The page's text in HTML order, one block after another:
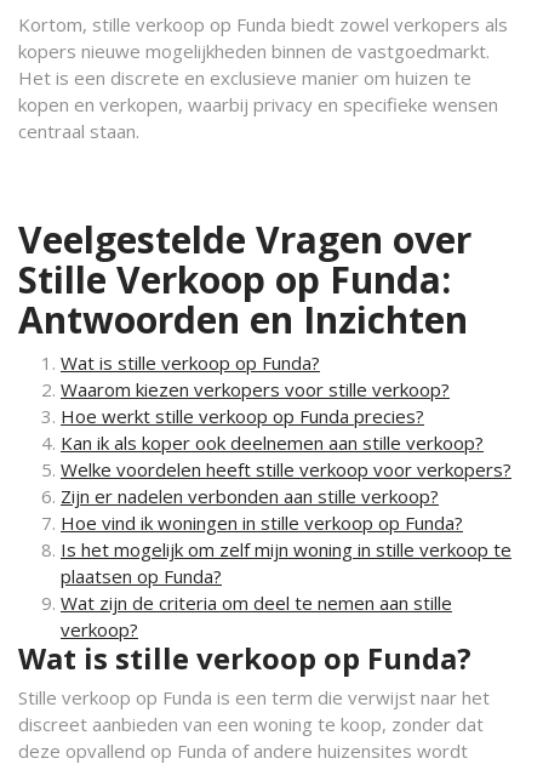
Kortom, stille verkoop op Funda biedt zowel verkopers als
kopers nieuwe mogelijkheden binnen de vastgoedmarkt.
Het is een discrete en exclusieve manier om huizen te
kopen en verkopen, waarbij privacy en specifieke wensen
centraal staan.
Veelgestelde Vragen over
Stille Verkoop op Funda:
Antwoorden en Inzichten
Wat is stille verkoop op Funda?
Waarom kiezen verkopers voor stille verkoop?
Hoe werkt stille verkoop op Funda precies?
Kan ik als koper ook deelnemen aan stille verkoop?
Welke voordelen heeft stille verkoop voor verkopers?
Zijn er nadelen verbonden aan stille verkoop?
Hoe vind ik woningen in stille verkoop op Funda?
Is het mogelijk om zelf mijn woning in stille verkoop te
plaatsen op Funda?
Wat zijn de criteria om deel te nemen aan stille
verkoop?
Wat is stille verkoop op Funda?
Stille verkoop op Funda is een term die verwijst naar het
discreet aanbieden van een woning te koop, zonder dat
deze opvallend op Funda of andere huizensites wordt